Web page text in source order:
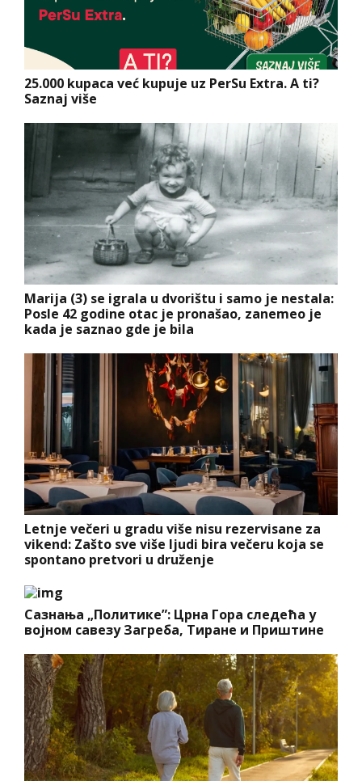
25.000 kupaca već kupuje uz PerSu Extra. A ti?
Saznaj više
Marija (3) se igrala u dvorištu i samo je nestala:
Posle 42 godine otac je pronašao, zanemeo je
kada je saznao gde je bila
Letnje večeri u gradu više nisu rezervisane za
vikend: Zašto sve više ljudi bira večeru koja se
spontano pretvori u druženje
Сазнања „Политике”: Црна Гора следећа у
војном савезу Загреба, Тиране и Приштине